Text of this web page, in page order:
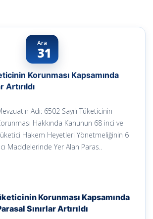
Ara
31
Korunması Kapsamında
Artırıldı
Adı: 6502 Sayılı Tüketicinin
Hakkında Kanunun 68 inci ve
Hakem Heyetleri Yönetmeliğinin 6
Maddelerinde Yer Alan Paras..
Korunması Kapsamında
Sınırlar Artırıldı